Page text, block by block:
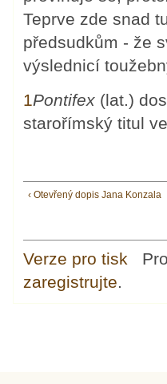
Teprve zde snad
předsudkům - že
výslednicí
1Pontifex (lat.)
starořímský titul
‹ Otevřený dopis Jana Konzala
Verze pro tisk
zaregistrujte.